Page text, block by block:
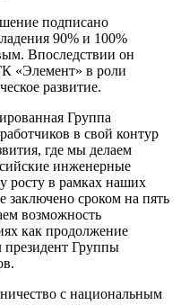
подписано
90% и 100%
Впоследствии он
«Элемент» в роли
развитие.
Группа
в свой контур
где мы делаем
инженерные
росту в рамках наших
сроком на пять
возможность
как продолжение
президент Группы
с национальным